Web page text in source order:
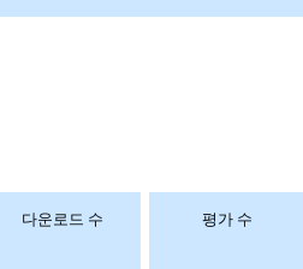
다운로드 수 평가 수